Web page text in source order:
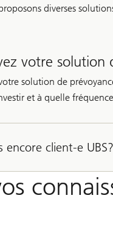
diverses
votre solution
solution de
et à quelle
encore client-e UBS?